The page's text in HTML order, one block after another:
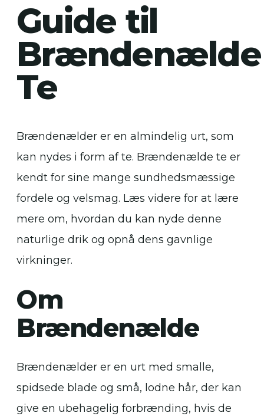
Guide til
Brændenælde
Te
Brændenælder er en almindelig urt, som
kan nydes i form af te. Brændenælde te er
kendt for sine mange sundhedsmæssige
fordele og velsmag. Læs videre for at lære
mere om, hvordan du kan nyde denne
naturlige drik og opnå dens gavnlige
virkninger.
Om
Brændenælde
Brændenælder er en urt med smalle,
spidsede blade og små, lodne hår, der kan
give en ubehagelig forbrænding, hvis de